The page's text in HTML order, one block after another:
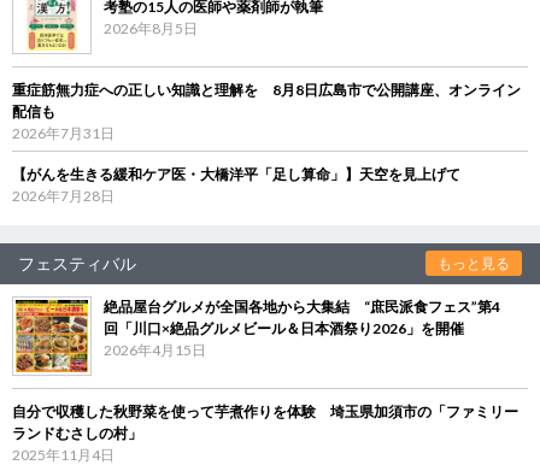
考塾の15人の医師や薬剤師が執筆
2026年8月5日
重症筋無力症への正しい知識と理解を 8月8日広島市で公開講座、オンライン
配信も
2026年7月31日
【がんを生きる緩和ケア医・大橋洋平「足し算命」】天空を見上げて
2026年7月28日
フェスティバル もっと見る
絶品屋台グルメが全国各地から大集結 “庶民派食フェス”第4
回「川口×絶品グルメビール＆日本酒祭り2026」を開催
2026年4月15日
自分で収穫した秋野菜を使って芋煮作りを体験 埼玉県加須市の「ファミリー
ランドむさしの村」
2025年11月4日